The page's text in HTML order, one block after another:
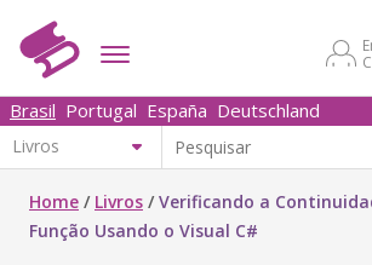
Brasil Portugal España Deutschland
Home / Livros /Verificando a
Função Usando o Visual C#